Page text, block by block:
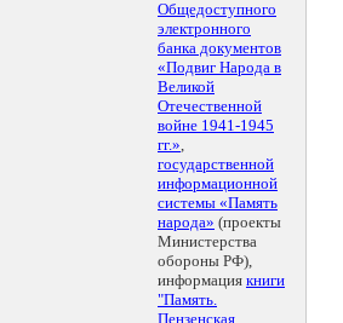
Общедоступного
электронного
банка документов
«Подвиг Народа в
Великой
Отечественной
войне 1941-1945
гг.»,
государственной
информационной
системы «Память
народа» (проекты
Министерства
обороны РФ),
информация книги
"Память.
Пензенская